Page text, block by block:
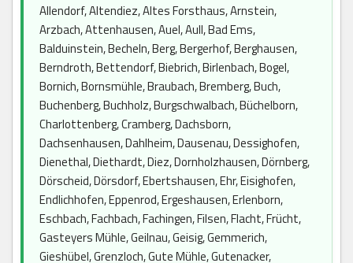
Allendorf, Altendiez, Altes Forsthaus, Arnstein,
Arzbach, Attenhausen, Auel, Aull, Bad Ems,
Balduinstein, Becheln, Berg, Bergerhof, Berghausen,
Berndroth, Bettendorf, Biebrich, Birlenbach, Bogel,
Bornich, Bornsmühle, Braubach, Bremberg, Buch,
Buchenberg, Buchholz, Burgschwalbach, Büchelborn,
Charlottenberg, Cramberg, Dachsborn,
Dachsenhausen, Dahlheim, Dausenau, Dessighofen,
Dienethal, Diethardt, Diez, Dornholzhausen, Dörnberg,
Dörscheid, Dörsdorf, Ebertshausen, Ehr, Eisighofen,
Endlichhofen, Eppenrod, Ergeshausen, Erlenborn,
Eschbach, Fachbach, Fachingen, Filsen, Flacht, Frücht,
Gasteyers Mühle, Geilnau, Geisig, Gemmerich,
Gieshübel, Grenzloch, Gute Mühle, Gutenacker,